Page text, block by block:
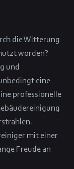
die Witterung
worden?
und
eine
professionelle
mit einer
Freude an